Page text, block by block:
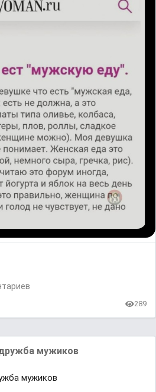
289
мужиков
мужиков